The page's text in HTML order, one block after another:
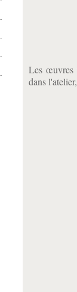
Les œuvres
dans